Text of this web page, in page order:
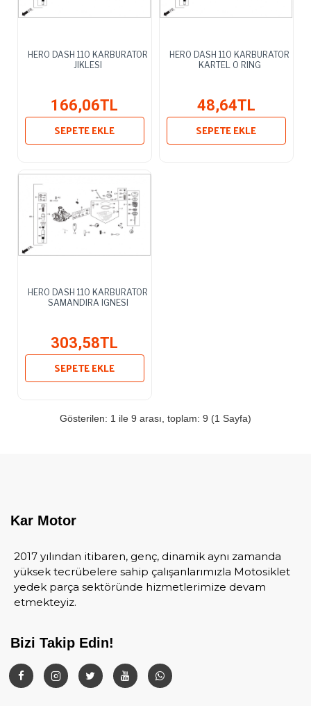
HERO DASH 110 KARBURATOR
JIKLESI
166,06TL
SEPETE EKLE
HERO DASH 110 KARBURATOR
KARTEL O RING
48,64TL
SEPETE EKLE
HERO DASH 110 KARBURATOR
SAMANDIRA IGNESI
303,58TL
SEPETE EKLE
Gösterilen: 1 ile 9 arası, toplam: 9 (1 Sayfa)
Kar Motor
2017 yılından itibaren, genç, dinamik aynı zamanda
yüksek tecrübelere sahip çalışanlarımızla Motosiklet
yedek parça sektöründe hizmetlerimize devam
etmekteyiz.
Bizi Takip Edin!